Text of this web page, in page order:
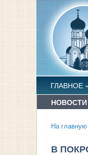
ГЛАВНОЕ
На главную
В